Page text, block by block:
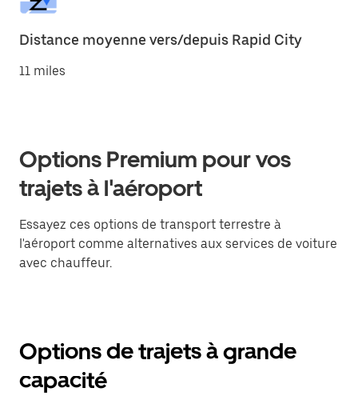
Distance moyenne vers/depuis Rapid City
11 miles
Options Premium pour vos
trajets à l'aéroport
Essayez ces options de transport terrestre à
l'aéroport comme alternatives aux services de voiture
avec chauffeur.
Options de trajets à grande
capacité